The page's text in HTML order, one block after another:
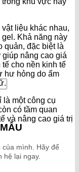
của mình. Hãy để
hệ lại ngay.
liệu khác nhau,
Khả năng này
quản, đặc biệt là
giúp nâng cao giá
cho nền kinh tế
hư hỏng do ẩm
là một công cụ
có tầm quan
và nâng cao giá trị